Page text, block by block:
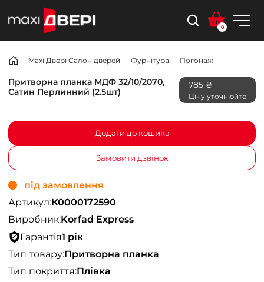
0
Maxi Двері Салон дверей Фурнітура Погонаж
Притворна планка МДФ 32/10/2070,
Сатин Перлинний (2.5шт)
785 ₴
Ціну уточнюйте
Додати до кошика
Замовити дзвінок
під замовлення
Артикул:К0000172590
Виробник:Korfad Express
Гарантія1 рік
Тип товару:Притворна планка
Тип покриття:Плівка